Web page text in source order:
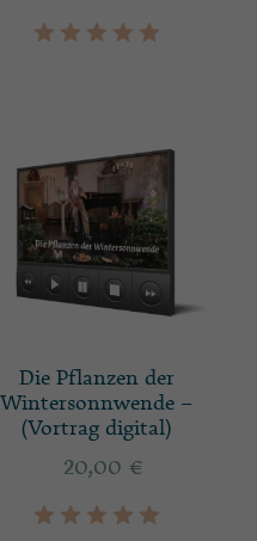
Die Pflanzen der
Wintersonnwende –
(Vortrag digital)
20,00 €